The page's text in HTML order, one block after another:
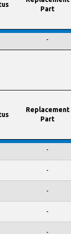
Part
-
Replacement
Part
-
-
-
-
-